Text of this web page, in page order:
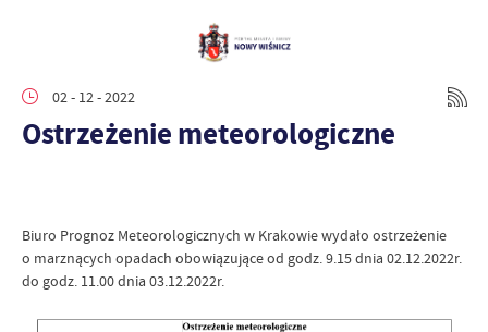
02 - 12 - 2022
Ostrzeżenie meteorologiczne
Biuro Prognoz Meteorologicznych w Krakowie wydało ostrzeżenie
o marznących opadach obowiązujące od godz. 9.15 dnia 02.12.2022r.
do godz. 11.00 dnia 03.12.2022r.